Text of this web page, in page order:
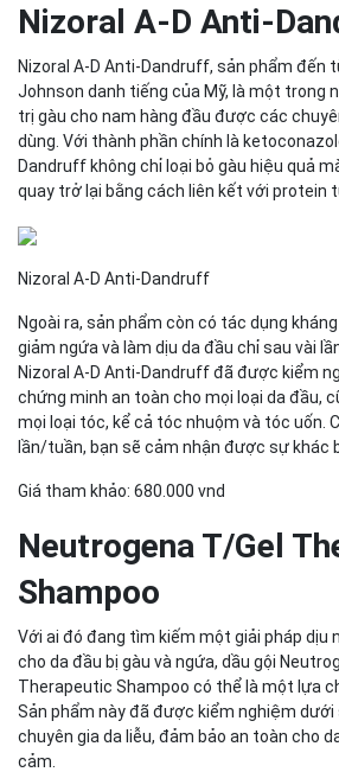
Nizoral A-D Anti-
Nizoral A-D Anti-Dandruff, sản phẩm đến
Johnson danh tiếng của Mỹ, là một trong
trị gàu cho nam hàng đầu được các
dùng. Với thành phần chính là
Dandruff không chỉ loại bỏ gàu hiệu quả
quay trở lại bằng cách liên kết với protein
Nizoral A-D Anti-Dandruff
Ngoài ra, sản phẩm còn có tác dụng
giảm ngứa và làm dịu da đầu chỉ sau vài
Nizoral A-D Anti-Dandruff đã được kiểm
chứng minh an toàn cho mọi loại da đầu,
mọi loại tóc, kể cả tóc nhuộm và tóc uốn.
lần/tuần, bạn sẽ cảm nhận được sự khác
Giá tham khảo: 680.000 vnd
Neutrogena T/Gel
Shampoo
Với ai đó đang tìm kiếm một giải pháp dịu
cho da đầu bị gàu và ngứa, dầu gội
Therapeutic Shampoo có thể là một lựa
Sản phẩm này đã được kiểm nghiệm
chuyên gia da liễu, đảm bảo an toàn cho
cảm.